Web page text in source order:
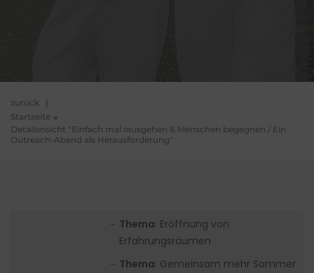
zurück |
Startseite
Detailansicht "Einfach mal rausgehen & Menschen begegnen / Ein
Outreach-Abend als Herausforderung"
Thema: Eröffnung von
Erfahrungsräumen
Thema: Gemeinsam mehr Sommer